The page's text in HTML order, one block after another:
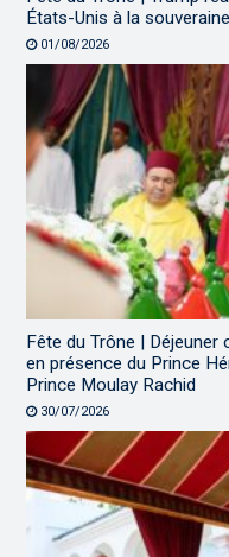
États-Unis à la
01/08/2026
Fête du Trône |
en présence du Prince
Prince Moulay Rachid
30/07/2026